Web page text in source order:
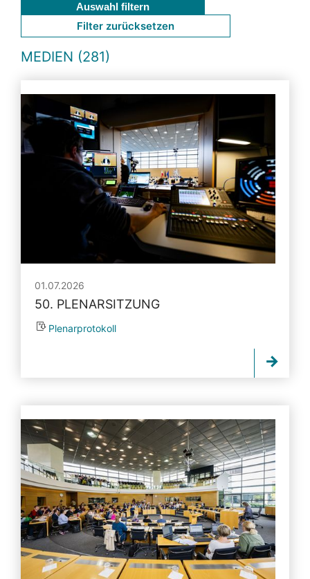
Auswahl filtern
Filter zurücksetzen
MEDIEN (281)
01.07.2026
50. PLENARSITZUNG
Plenarprotokoll